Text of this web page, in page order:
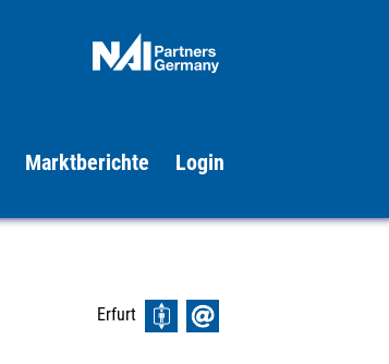
Marktberichte Login
Erfurt